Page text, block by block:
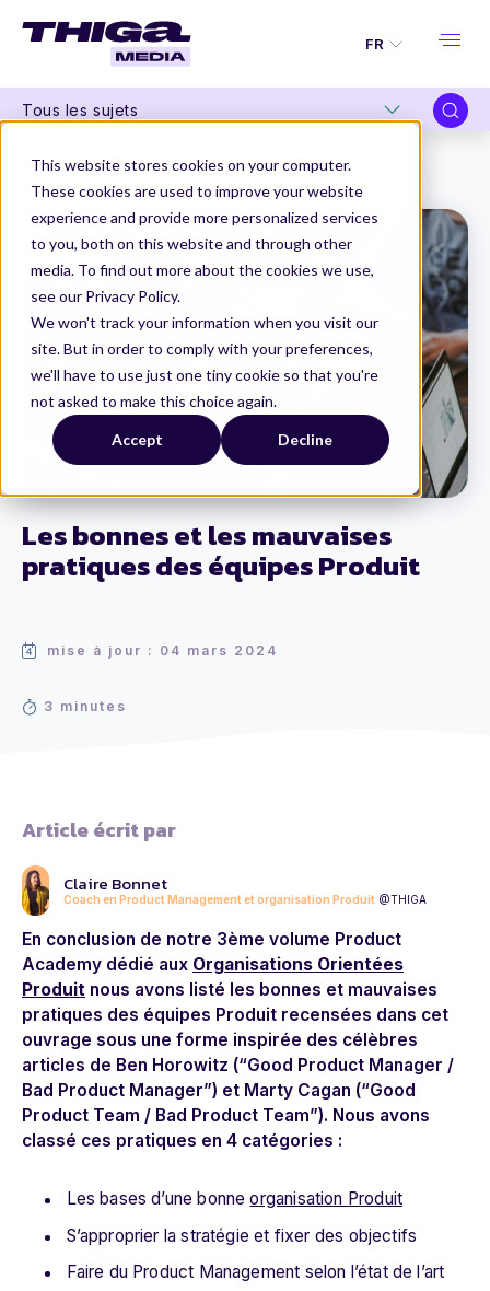
This website stores cookies on your computer.
These cookies are used to improve your website
experience and provide more personalized services
to you, both on this website and through other
media. To find out more about the cookies we use,
see our Privacy Policy.
We won't track your information when you visit our
site. But in order to comply with your preferences,
we'll have to use just one tiny cookie so that you're
not asked to make this choice again.
Accept Decline
FR
Tous les sujets
Les bonnes et les mauvaises
pratiques des équipes Produit
mise à jour : 04 mars 2024
3 minutes
Thiga Media
Organisation Produit
Article écrit par
Claire Bonnet
Coach en Product Management et organisation Produit @THIGA
En conclusion de notre 3ème volume Product
Academy dédié aux Organisations Orientées
Produit nous avons listé les bonnes et mauvaises
pratiques des équipes Produit recensées dans cet
ouvrage sous une forme inspirée des célèbres
articles de Ben Horowitz (“Good Product Manager /
Bad Product Manager”) et Marty Cagan (“Good
Product Team / Bad Product Team”). Nous avons
classé ces pratiques en 4 catégories :
Les bases d’une bonneorganisation Produit
S’approprier la stratégie et fixer des objectifs
Faire du Product Management selon l’état de l’art